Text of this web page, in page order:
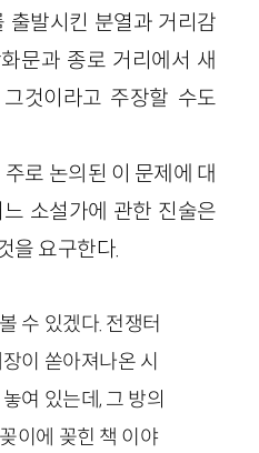
출발시킨 분열과 거리감
문과 종로 거리에서 새
것이라고 주장할 수도
로 논의된 이 문제에 대
소설가에 관한 진술은
을 요구한다.
수 있겠다. 전쟁터
이 쏟아져나온 시
여 있는데, 그 방의
이에 꽂힌 책 이야